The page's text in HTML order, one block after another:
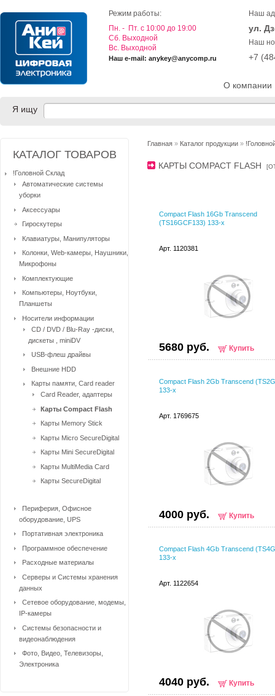
О компании
Режим работы:
Пн. - Пт. с 10:00 до 19:00
Cб. Выходной
Вс. Выходной
Наш e-mail: anykey@anycomp.ru
Наш
ул.
Наш
+7
Я ищу
Главная » Каталог продукции »
КАРТЫ COMPACT FLASH [
Compact Flash 16Gb Transcend
(TS16GCF133) 133-x
Арт. 1120381
5680 руб. Купить
Compact Flash 2Gb Transcend
133-x
Арт. 1769675
4000 руб. Купить
Compact Flash 4Gb Transcend
133-x
Арт. 1122654
4040 руб. Купить
КАТАЛОГ ТОВАРОВ
!Головной Склад
Автоматические системы
уборки
Аксессуары
Гироскутеры
Клавиатуры, Манипуляторы
Колонки, Web-камеры, Наушники,
Микрофоны
Комплектующие
Компьютеры, Ноутбуки,
Планшеты
Носители информации
CD / DVD / Blu-Ray -диски,
дискеты , miniDV
USB-флеш драйвы
Внешние HDD
Карты памяти, Card reader
Card Reader, адаптеры
Карты Compact Flash
Карты Memory Stick
Карты Micro SecureDigital
Карты Mini SecureDigital
Карты MultiMedia Card
Карты SecureDigital
Периферия, Офисное
оборудование, UPS
Портативная электроника
Программное обеспечение
Расходные материалы
Серверы и Системы хранения
данных
Сетевое оборудование, модемы,
IP-камеры
Системы безопасности и
видеонаблюдения
Фото, Видео, Телевизоры,
Электроника